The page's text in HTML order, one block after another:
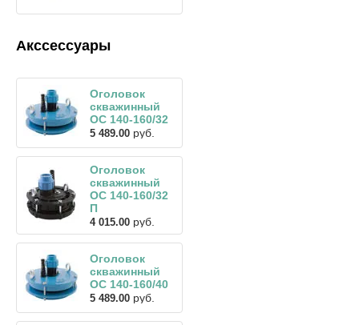
Акссессуары
Оголовок
скважинный
ОС 140-160/32
5 489.00 руб.
Оголовок
скважинный
ОС 140-160/32
П
4 015.00 руб.
Оголовок
скважинный
ОС 140-160/40
5 489.00 руб.